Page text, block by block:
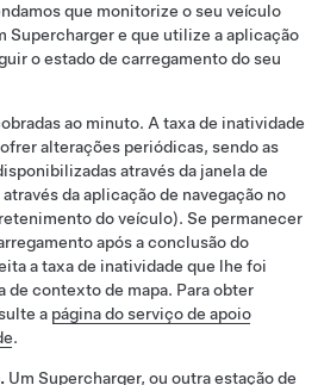
que monitorize o seu veículo
Supercharger e que utilize a aplicação
o estado de carregamento do seu
ao minuto. A taxa de inatividade
alterações periódicas, sendo as
através da janela de
da aplicação de navegação no
do veículo). Se permanecer
após a conclusão do
a taxa de inatividade que lhe foi
de contexto de mapa. Para obter
a página do serviço de apoio
.
Um Supercharger, ou outra estação de